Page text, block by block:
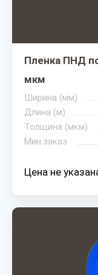
Пленка ПНД
мкм
Ширина (мм)
Длина (м)
Толщина (мкм)
Мин.заказ
Цена не